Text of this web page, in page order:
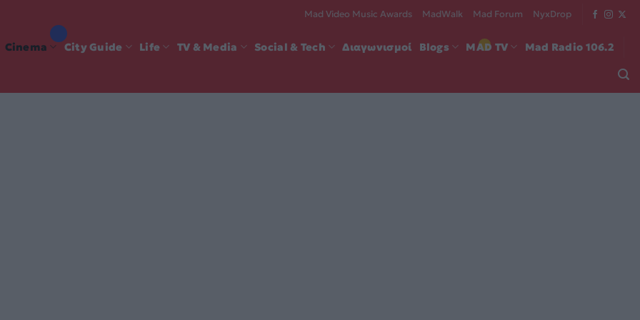
Mad Video Music Awards MadWalk Mad Forum NyxDrop
Cinema City Guide Life TV & Media Social & Tech Διαγωνισμοί Blogs MAD TV Mad Radio 106.2